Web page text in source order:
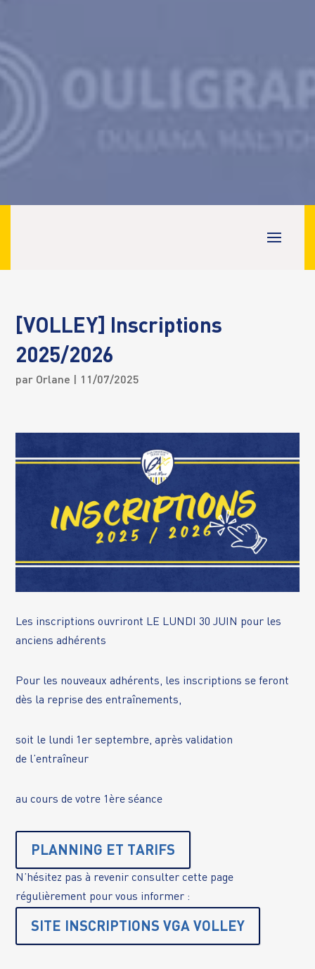
[VOLLEY] Inscriptions
2025/2026
par Orlane | 11/07/2025
Les inscriptions ouvriront LE LUNDI 30 JUIN pour les
anciens adhérents
Pour les nouveaux adhérents, les inscriptions se feront
dès la reprise des entraînements,
soit le lundi 1er septembre, après validation
de l’entraîneur
au cours de votre 1ère séance
PLANNING ET TARIFS
N’hésitez pas à revenir consulter cette page
régulièrement pour vous informer :
SITE INSCRIPTIONS VGA VOLLEY